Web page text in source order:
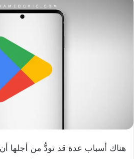
هناك أسباب عدة قد تودُّ من أجلها أن